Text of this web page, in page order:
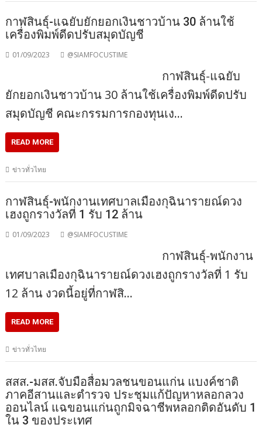
กาฬสินธุ์-แฉยับยักยอกเงินชาวบ้าน 30 ล้านใช้
เครื่องพิมพ์ดีดปรับสมุดบัญชี
01/09/2023 @SIAMFOCUSTIME
กาฬสินธุ์-แฉยับ
ยักยอกเงินชาวบ้าน 30 ล้านใช้เครื่องพิมพ์ดีดปรับ
สมุดบัญชี คณะกรรมการกองทุนเง…
READ MORE
ข่าวทั่วไทย
กาฬสินธุ์-พนักงานเทศบาลเมืองกุฉินารายณ์ดวง
เฮงถูกรางวัลที่ 1 รับ 12 ล้าน
01/09/2023 @SIAMFOCUSTIME
กาฬสินธุ์-พนักงาน
เทศบาลเมืองกุฉินารายณ์ดวงเฮงถูกรางวัลที่ 1 รับ
12 ล้าน งวดนี้อยู่ที่กาฬสิ…
READ MORE
ข่าวทั่วไทย
สสส.-มสส.จับมือสื่อมวลชนขอนแก่น แบงค์ชาติ
ภาคอีสานและตำรวจ ประชุมแก้ปัญหาหลอกลวง
ออนไลน์ แฉขอนแก่นถูกมิจฉาชีพหลอกติดอันดับ 1
ใน 3 ของประเทศ